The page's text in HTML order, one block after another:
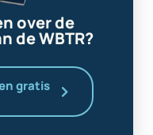
over de
de WBTR?
gratis